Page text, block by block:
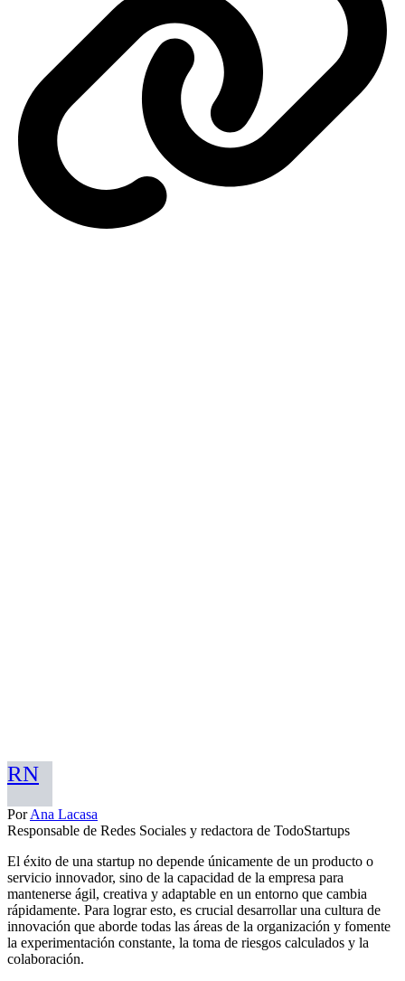
RN
PorAna Lacasa
Responsable de Redes Sociales y redactora de TodoStartups
El éxito de una startup no depende únicamente de un producto o
servicio innovador, sino de la capacidad de la empresa para
mantenerse ágil, creativa y adaptable en un entorno que cambia
rápidamente. Para lograr esto, es crucial desarrollar una cultura de
innovación que aborde todas las áreas de la organización y fomente
la experimentación constante, la toma de riesgos calculados y la
colaboración.